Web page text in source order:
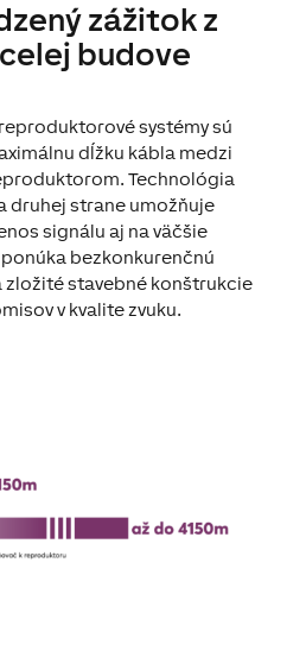
zážitok z
budove
systémy sú
dĺžku kábla medzi
Technológia
druhej strane umožňuje
signálu aj na väčšie
bezkonkurenčnú
zložité stavebné konštrukcie
v kvalite zvuku.